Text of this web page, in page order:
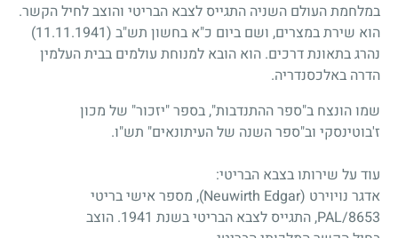
במלחמת העולם השניה התגייס לצבא הבריטי והוצב לחיל הקשר.
הוא שירת במצרים, ושם ביום כ"א בחשון תש"ב (11.11.1941)
נהרג בתאונת דרכים. הוא הובא למנוחת עולמים בבית העלמין
הדרה באלכסנדריה.
שמו הונצח ב"ספר ההתנדבות", בספר "יזכור" של מכון
ז'בוטינסקי וב"ספר השנה של העיתונאים" תש"ו.
עוד על שירותו בצבא הבריטי:
אדגר נויוירט (Neuwirth Edgar), מספר אישי בריטי
PAL/8653, התגייס לצבא הבריטי בשנת 1941. הוצב